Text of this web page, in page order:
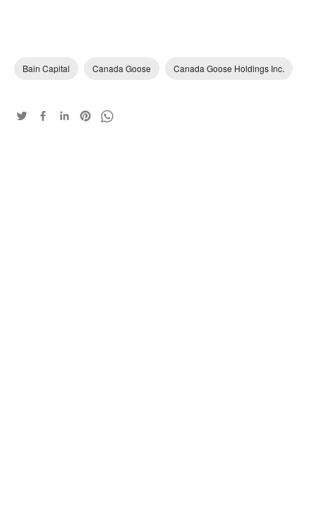
Bain Capital Canada Goose Canada Goose Holdings Inc.